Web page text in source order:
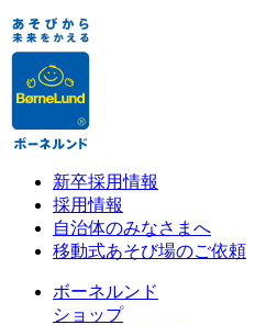
新卒採用情報
採用情報
自治体のみなさまへ
移動式あそび場のご依頼
ボーネルンド
ショップ